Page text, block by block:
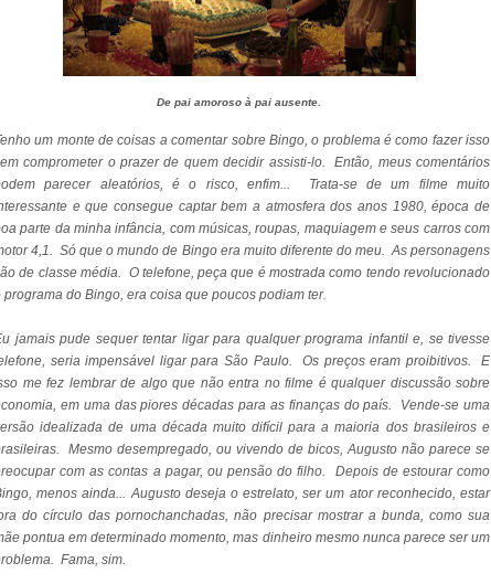
De pai amoroso à pai ausente.
um monte de coisas a comentar sobre Bingo, o problema é como fazer isso
comprometer o prazer de quem decidir assisti-lo. Então, meus comentários
parecer aleatórios, é o risco, enfim... Trata-se de um filme muito
e que consegue captar bem a atmosfera dos anos 1980, época de
parte da minha infância, com músicas, roupas, maquiagem e seus carros com
4,1. Só que o mundo de Bingo era muito diferente do meu. As personagens
de classe média. O telefone, peça que é mostrada como tendo revolucionado
programa do Bingo, era coisa que poucos podiam ter.
jamais pude sequer tentar ligar para qualquer programa infantil e, se tivesse
seria impensável ligar para São Paulo. Os preços eram proibitivos. E
me fez lembrar de algo que não entra no filme é qualquer discussão sobre
em uma das piores décadas para as finanças do país. Vende-se uma
idealizada de uma década muito difícil para a maioria dos brasileiros e
Mesmo desempregado, ou vivendo de bicos, Augusto não parece se
com as contas a pagar, ou pensão do filho. Depois de estourar como
menos ainda... Augusto deseja o estrelato, ser um ator reconhecido, estar
do círculo das pornochanchadas, não precisar mostrar a bunda, como sua
pontua em determinado momento, mas dinheiro mesmo nunca parece ser um
Fama, sim.